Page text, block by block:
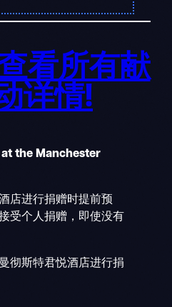
看所有献
详情!
the Manchester
店进行捐赠时提前预
受个人捐赠，即使没有
彻斯特君悦酒店进行捐